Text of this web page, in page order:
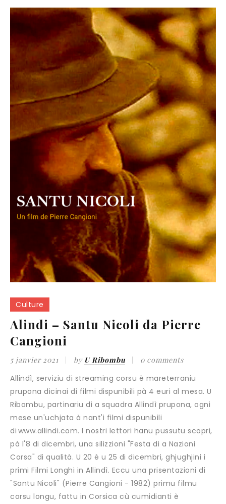
Culture
Alindi – Santu Nicoli da Pierre
Cangioni
5 janvier 2021 by U Ribombu 0 comments
Allindì, serviziu di streaming corsu è mareterraniu
prupona dicinai di filmi dispunibili pà 4 euri al mesa. U
Ribombu, partinariu di a squadra Allindì prupona, ogni
mese un'uchjata à nant'i filmi dispunibili
di www.allindi.com. I nostri lettori hanu pussutu scopri,
pà l'8 di dicembri, una silizzioni "Festa di a Nazioni
Corsa" di qualità. U 20 è u 25 di dicembri, ghjughjini i
primi Filmi Longhi in Allindì. Eccu una prisentazioni di
"Santu Nicoli" (Pierre Cangioni - 1982) primu filmu
corsu longu, fattu in Corsica cù cumidianti è